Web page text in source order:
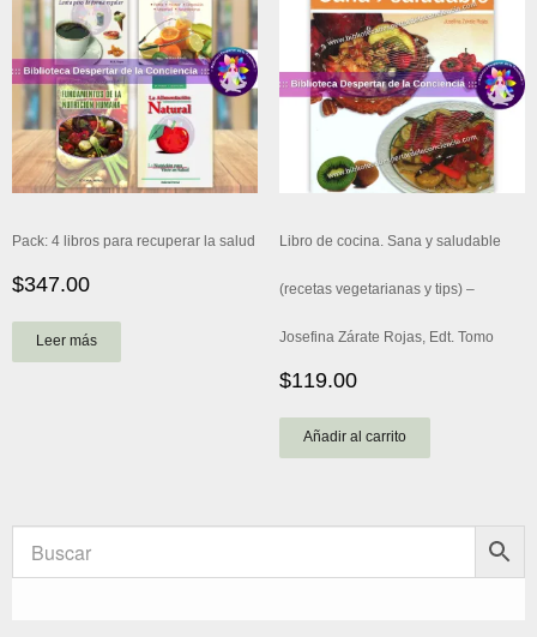
Pack: 4 libros para recuperar la salud
$347.00
Leer más
Libro de cocina. Sana y saludable
(recetas vegetarianas y tips) –
Josefina Zárate Rojas, Edt. Tomo
$119.00
Añadir al carrito